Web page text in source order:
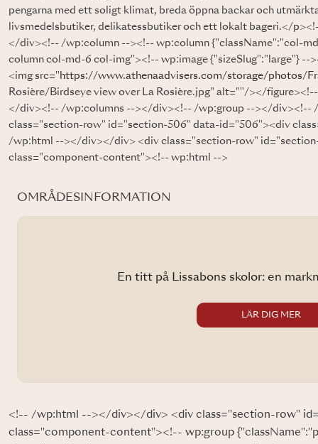
pengarna med ett soligt klimat, breda öppna backar och
livsmedelsbutiker, delikatessbutiker och ett lokalt bageri.</
</div><!-- /wp:column --><!-- wp:column {"className":"col-
column col-md-6 col-img"><!-- wp:image {"sizeSlug":"large"} --
<img src=" https://www.athenaadvisers.com/storage/photos/
Rosière/Birdseye view over La Rosière.jpg" alt=""/></
</div><!-- /wp:columns --></div><!-- /wp:group --></div><!--
class="section-row" id="section-506" data-id="506"><div
/wp:html --></div></div> <div class="section-row"
class="component-content"><!-- wp:html -->
OMRÅDESINFORMATION
En titt på Lissabons skolor: en marknad
LÄR DIG MER
<!-- /wp:html --></div></div> <div class="section-row"
class="component-content"><!-- wp:group